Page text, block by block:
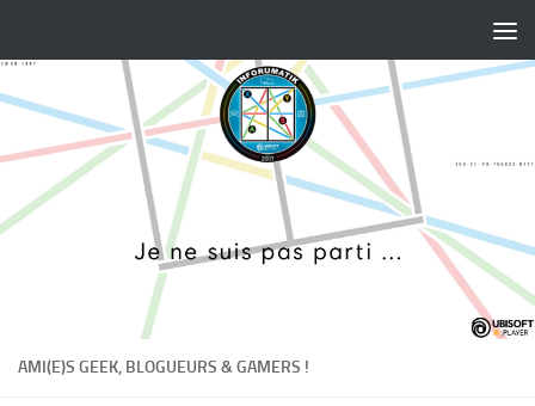
AMI(E)S GEEK, BLOGUEURS & GAMERS !